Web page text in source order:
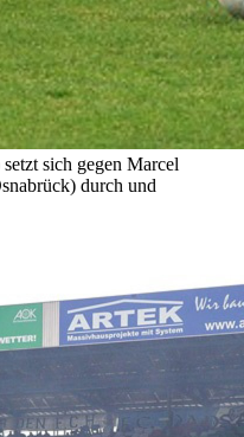
sich gegen Marcel
durch und